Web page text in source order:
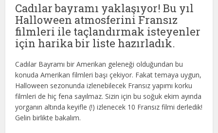
Cadılar bayramı yaklaşıyor! Bu yıl
Halloween atmosferini Fransız
filmleri ile taçlandırmak isteyenler
için harika bir liste hazırladık.
Cadılar Bayramı bir Amerikan geleneği olduğundan bu
konuda Amerikan filmleri başı çekiyor. Fakat temaya uygun,
Halloween sezonunda izlenebilecek Fransız yapımı korku
filmleri de hiç fena sayılmaz. Sizin için bu soğuk ekim ayında
yorganın altında keyifle (!) izlenecek 10 Fransız filmi derledik!
Gelin birlikte bakalım.